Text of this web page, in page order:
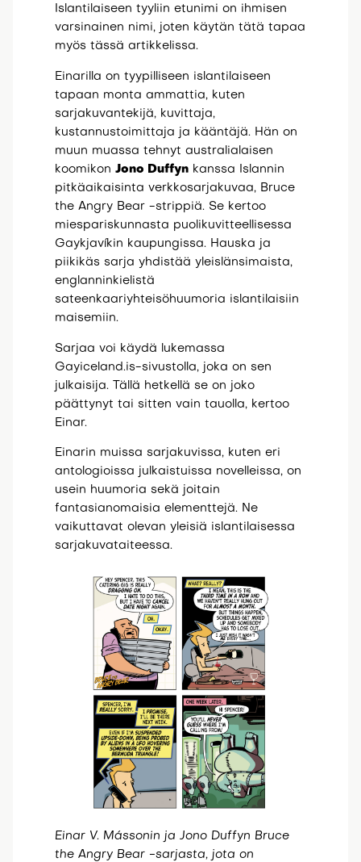
Islantilaiseen tyyliin etunimi on ihmisen
varsinainen nimi, joten käytän tätä tapaa
myös tässä artikkelissa.
Einarilla on tyypilliseen islantilaiseen
tapaan monta ammattia, kuten
sarjakuvantekijä, kuvittaja,
kustannustoimittaja ja kääntäjä. Hän on
muun muassa tehnyt australialaisen
koomikon Jono Duffynkanssa Islannin
pitkäaikaisinta verkkosarjakuvaa, Bruce
the Angry Bear -strippiä. Se kertoo
miespariskunnasta puolikuvitteellisessa
Gaykjavíkin kaupungissa. Hauska ja
piikikäs sarja yhdistää yleislänsimaista,
englanninkielistä
sateenkaariyhteisöhuumoria islantilaisiin
maisemiin.
Sarjaa voi käydä lukemassa
Gayiceland.is-sivustolla, joka on sen
julkaisija. Tällä hetkellä se on joko
päättynyt tai sitten vain tauolla, kertoo
Einar.
Einarin muissa sarjakuvissa, kuten eri
antologioissa julkaistuissa novelleissa, on
usein huumoria sekä joitain
fantasianomaisia elementtejä. Ne
vaikuttavat olevan yleisiä islantilaisessa
sarjakuvataiteessa.
Einar V. Mássonin ja Jono Duffyn Bruce
the Angry Bear -sarjasta, jota on